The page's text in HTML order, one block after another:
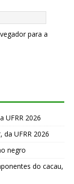
para a
UFRR 2026
UFRR 2026
negro
do cacau,